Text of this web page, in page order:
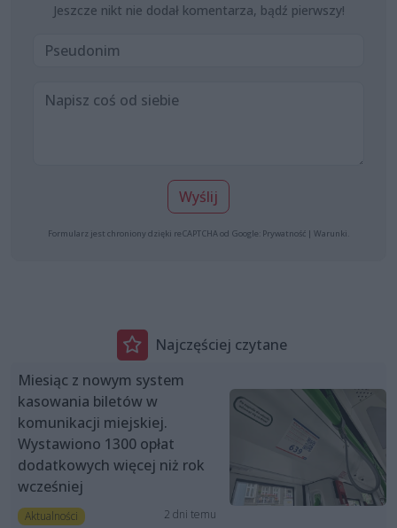
Jeszcze nikt nie dodał komentarza, bądź pierwszy!
Wyślij
Formularz jest chroniony dzięki reCAPTCHA od Google: Prywatność | Warunki
Najczęściej czytane
Miesiąc z nowym system
kasowania biletów w
komunikacji miejskiej.
Wystawiono 1300 opłat
dodatkowych więcej niż rok
wcześniej
Aktualności 2 dni temu